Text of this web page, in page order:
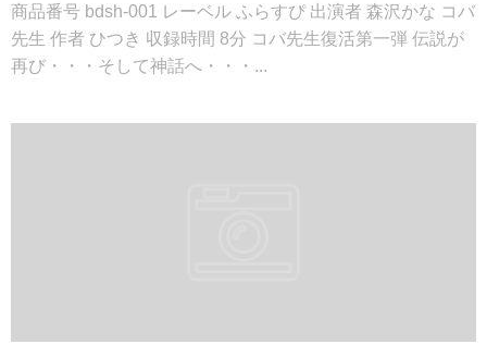
商品番号 bdsh-001 レーベル ふらすぴ 出演者 森沢かな コバ
先生 作者 ひつき 収録時間 8分 コバ先生復活第一弾 伝説が
再び・・・そして神話へ・・・...